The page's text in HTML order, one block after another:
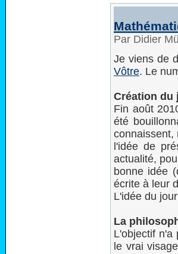
Par Didier
Je viens de
Vôtre. Le
Création du
Fin août
été
connaissent,
l'idée de
actualité,
bonne idée
écrite à leur
L'idée du
La
L'objectif n'a
le vrai